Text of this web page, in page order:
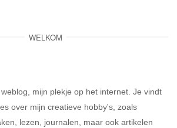
WELKOM
mijn plekje op het internet. Je vindt
over mijn creatieve hobby's, zoals
lezen, journalen, maar ook artikelen